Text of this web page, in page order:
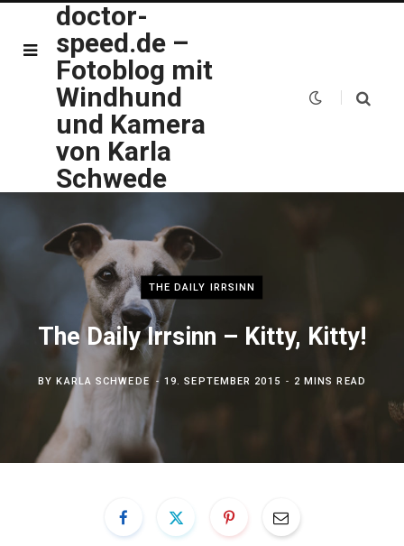
doctor-
speed.de –
Fotoblog mit
Windhund
und Kamera
von Karla
Schwede
THE DAILY IRRSINN
The Daily Irrsinn – Kitty, Kitty!
BYKARLA SCHWEDE 19. SEPTEMBER 2015 2 MINS READ